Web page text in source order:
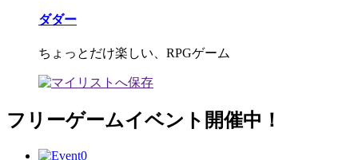
ダダー
ちょっとだけ楽しい、RPGゲーム
フリーゲームイベント開催中！